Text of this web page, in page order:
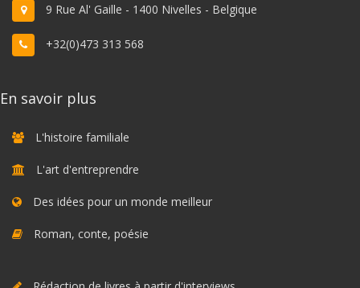
9 Rue Al' Gaille - 1400 Nivelles - Belgique
+32(0)473 313 568
En savoir plus
L'histoire familiale
L'art d'entreprendre
Des idées pour un monde meilleur
Roman, conte, poésie